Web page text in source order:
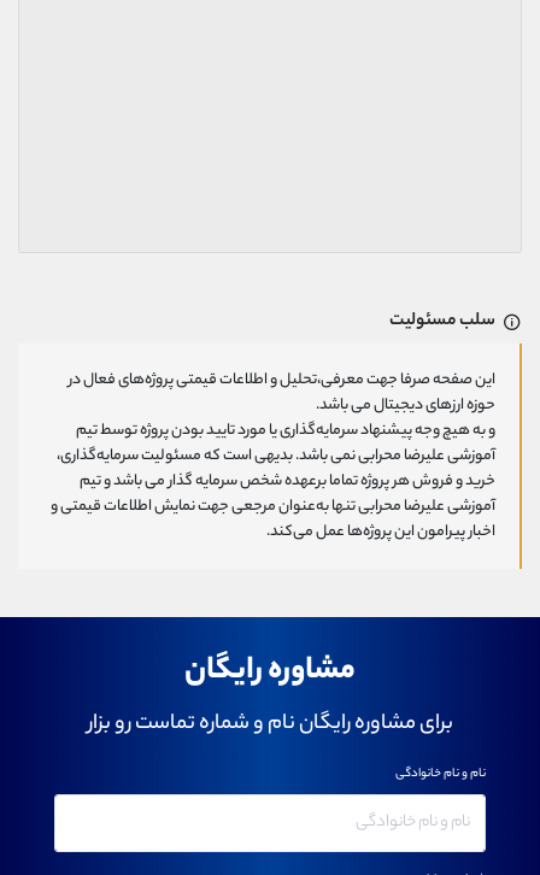
سلب مسئولیت
این صفحه صرفا جهت معرفی،تحلیل و اطلاعات قیمتی پروژه‌های فعال در
حوزه ارزهای دیجیتال می باشد.
و به هیچ وجه پیشنهاد سرمایه‌گذاری یا مورد تایید بودن پروژه توسط تیم
آموزشی علیرضا محرابی نمی باشد. بدیهی است که مسئولیت سرمایه‌گذاری،
خرید و فروش هر پروژه تماما برعهده شخص سرمایه گذار می باشد و تیم
آموزشی علیرضا محرابی تنها به‌عنوان مرجعی جهت نمایش اطلاعات قیمتی و
اخبار پیرامون این پروژه‌‌ها عمل می‌کند.
مشاوره رایگان
برای مشاوره رایگان نام و شماره تماست رو بزار
نام و نام خانوادگی